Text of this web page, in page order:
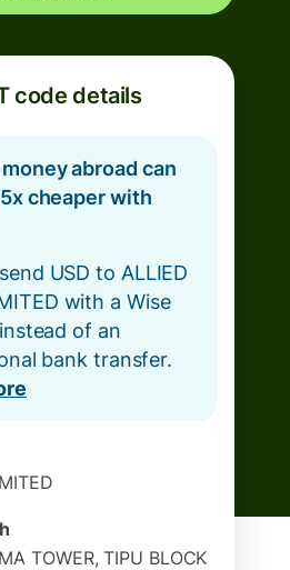
code details
abroad can
cheaper with
USD to ALLIED
with a Wise
of an
bank transfer.
TOWER, TIPU BLOCK